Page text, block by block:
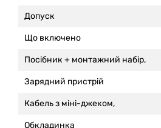
Допуск
Що включено
Посібник + монтажний набір,
Зарядний пристрій
Кабель з міні-джеком,
Обкладинка